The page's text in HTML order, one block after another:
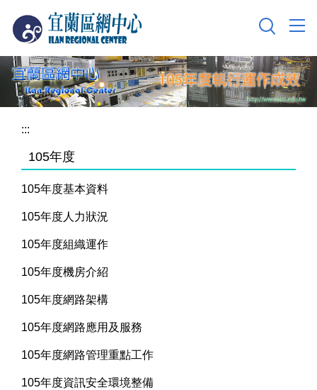
到
要
內
容
:::
105年度
105年度基本資料
105年度人力狀況
105年度組織運作
105年度機房介紹
105年度網路架構
105年度網路應用及服務
105年度網路管理重點工作
105年度資訊安全環境整備